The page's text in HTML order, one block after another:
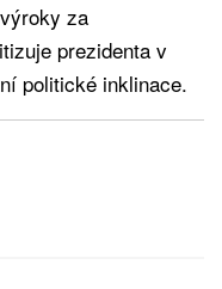
za
prezidenta v
politické inklinace.